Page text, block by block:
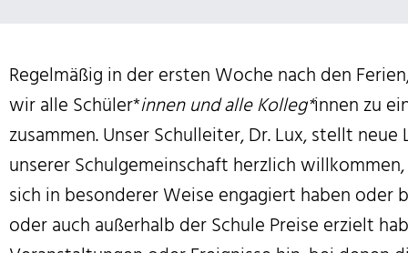
Regelmäßig in der ersten Woche nach den
wir alle Schüler*innen und alle Kolleg*innen zu
zusammen. Unser Schulleiter, Dr. Lux, stellt
unserer Schulgemeinschaft herzlich
sich in besonderer Weise engagiert haben
oder auch außerhalb der Schule Preise erzielt